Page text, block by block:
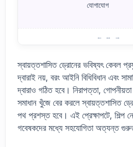
যোগাযোগ
স্বায়ত্তশাসিত ড্রোনের ভবিষ্যৎ কেবল
দ্বারাই নয়, বরং আইনি বিধিবিধান এবং
দ্বারাও গঠিত হবে। নিরাপত্তা,
সমাধান খুঁজে বের করলে স্বায়ত্তশাসিত
পথ প্রশস্ত হবে। এই প্রেক্ষাপটে, শিল্প
গবেষকদের মধ্যে সহযোগিতা অত্যন্ত